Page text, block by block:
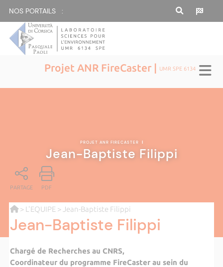
NOS PORTAILS :
Projet ANR FireCaster | UMR SPE 6134
PROJET ANR FIRECASTER |
Jean-Baptiste Filippi
PARTAGE PDF
> L'EQUIPE > Jean-Baptiste Filippi
Jean-Baptiste Filippi
Chargé de Recherches au CNRS,
Coordinateur du programme FireCaster au sein du